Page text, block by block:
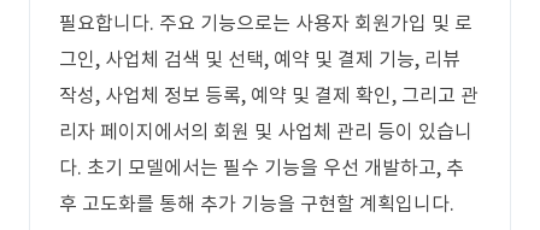
필요합니다. 주요 기능으로는 사용자 회원가입 및 로
그인, 사업체 검색 및 선택, 예약 및 결제 기능, 리뷰
작성, 사업체 정보 등록, 예약 및 결제 확인, 그리고 관
리자 페이지에서의 회원 및 사업체 관리 등이 있습니
다. 초기 모델에서는 필수 기능을 우선 개발하고, 추
후 고도화를 통해 추가 기능을 구현할 계획입니다.